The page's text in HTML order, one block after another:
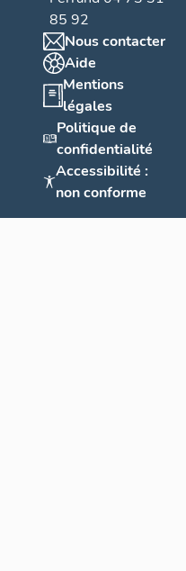
85 92
Nous contacter
Aide
Mentions
légales
Politique de
confidentialité
Accessibilité :
non conforme